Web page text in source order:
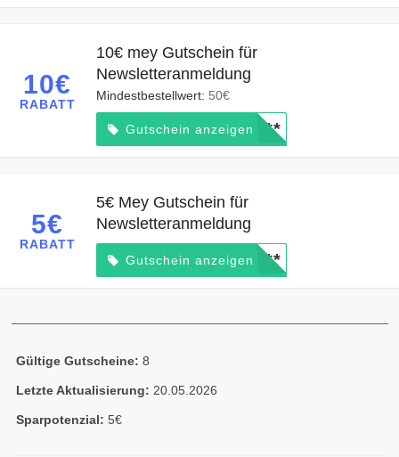
10€
RABATT
10€ mey Gutschein für
Newsletteranmeldung
Mindestbestellwert: 50€
Gutschein anzeigen*****
5€
RABATT
5€ Mey Gutschein für
Newsletteranmeldung
Gutschein anzeigen*****
Gültige Gutscheine: 8
Letzte Aktualisierung: 20.05.2026
Sparpotenzial: 5€